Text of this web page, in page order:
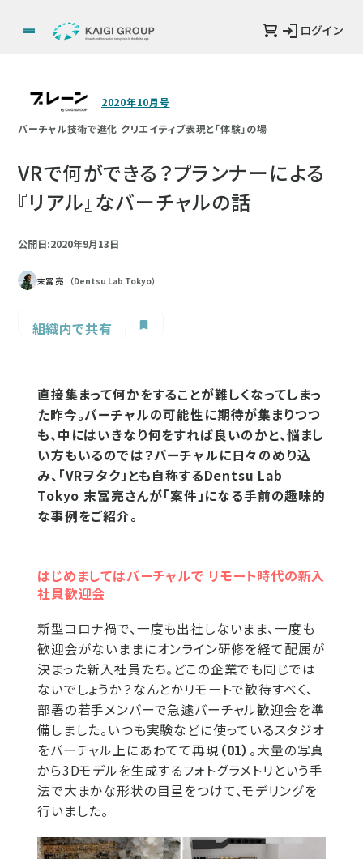
ログイン
2020年10月号
バーチャル技術で進化 クリエイティブ表現と「体験」の場
VRで何ができる？プランナーによる
『リアル』なバーチャルの話
公開日:2020年9月13日
末冨 亮 （Dentsu Lab Tokyo）
組織内で共有
直接集まって何かをすることが難しくなってしまっ
た昨今。バーチャルの可能性に期待が集まりつつ
も、中にはいきなり何をすれば良いのかと、悩まし
い方もいるのでは？バーチャルに日々のめり込
み、「VRヲタク」とも自称するDentsu Lab
Tokyo 末冨亮さんが「案件」になる手前の趣味的
な事例をご紹介。
はじめましてはバーチャルで リモート時代の新入
社員歓迎会
新型コロナ禍で、一度も出社しないまま、一度も
歓迎会がないままにオンライン研修を経て配属が
決まった新入社員たち。どこの企業でも同じでは
ないでしょうか？なんとかリモートで歓待すべく、
部署の若手メンバーで急遽バーチャル歓迎会を準
備しました。いつも実験などに使っているスタジオ
をバーチャル上にあわてて再現 （01） 。大量の写真
から3Dモデルを生成するフォトグラメトリという手
法で大まかな形状の目星をつけて、モデリングを
行いました。